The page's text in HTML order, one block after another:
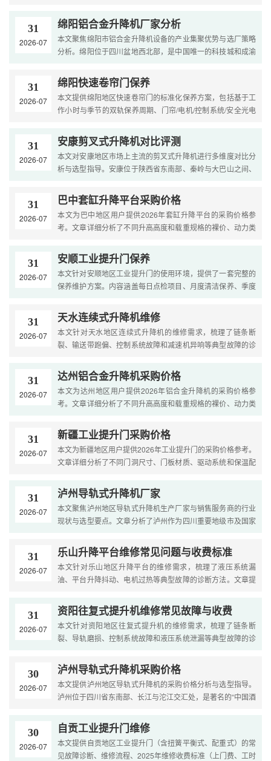
换....
31
2026-07
绵阳铝合金升降机厂家分析
本文聚焦绵阳市铝合金升降机设备的产业集聚优势与选厂策略
分析。绵阳位于四川盆地西北部，是中国唯一的科技城和成渝
空....
31
2026-07
绵阳快速卷帘门保养
本文提供绵阳地区快速卷帘门的标准化保养方案，包括基于工
作小时与季节的双轨保养周期、门帘/电机/控制系统/安全光电
湿....
31
2026-07
安康剪叉式升降机对比评测
本文对安康地区市场上主流的剪叉式升降机进行多维度对比分
析与选型指导。安康位于陕西省东南部、秦岭与大巴山之间、
城....
31
2026-07
巴中套缸升降平台采购价格
本文为巴中地区用户提供2026年套缸升降平台的采购价格参
考。文章详细分析了不同升高高度和载重规格的裸价、动力类
策略....
31
2026-07
安顺工业提升门保养
本文针对安顺地区工业提升门的使用环境，提供了一套完整的
保养维护方案。内容涵盖每日点检项目、月度清洁保养、季度
冻....
31
2026-07
天水连续式升降机维修
本文针对天水地区连续式升降机的维修需求，梳理了链条断
裂、输送带跑偏、控制系统故障和减速机异响等典型故障的诊
频器....
31
2026-07
达州铝合金升降机采购价格
本文为达州地区用户提供2026年铝合金升降机的采购价格参
考。文章详细分析了不同升高高度和载重规格的裸价、动力类
策略....
31
2026-07
新疆工业提升门采购价格
本文为新疆地区用户提供2026年工业提升门的采购价格参考。
文章详细分析了不同门洞尺寸、门板材质、驱动系统和保温配
选....
31
2026-07
泸州导轨式升降机厂家
本文聚焦泸州地区导轨式升降机生产厂家与销售服务商的行业
现状与选型要点。文章分析了泸州作为四川重要地级市及国家
了....
31
2026-07
乐山升降平台维修常见问题与收费标准
本文针对乐山地区升降平台的维修需求，梳理了液压系统漏
油、平台升降抖动、电机过热等典型故障的诊断方法。文章提
等具....
31
2026-07
资阳往复式提升机维修常见故障与收费
本文针对资阳地区往复式提升机的维修需求，梳理了链条断
裂、导轨磨损、控制系统故障和液压系统泄漏等典型故障的诊
电机....
30
2026-07
泸州导轨式升降机采购价格
本文提供泸州地区导轨式升降机的采购价格分析与选型指导。
泸州位于四川省东南部、长江与沱江交汇处，是著名的“中国酒
30
2026-07
自贡工业提升门维修
本文提供自贡地区工业提升门（含扭簧平衡式、配重式）的常
见故障诊断、维修流程、2025年维修收费标准（上门费、工时